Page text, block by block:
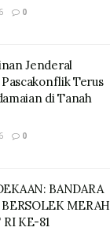
0
Jenderal
Terus
di Tanah
0
BANDARA
MERAH
KE-81